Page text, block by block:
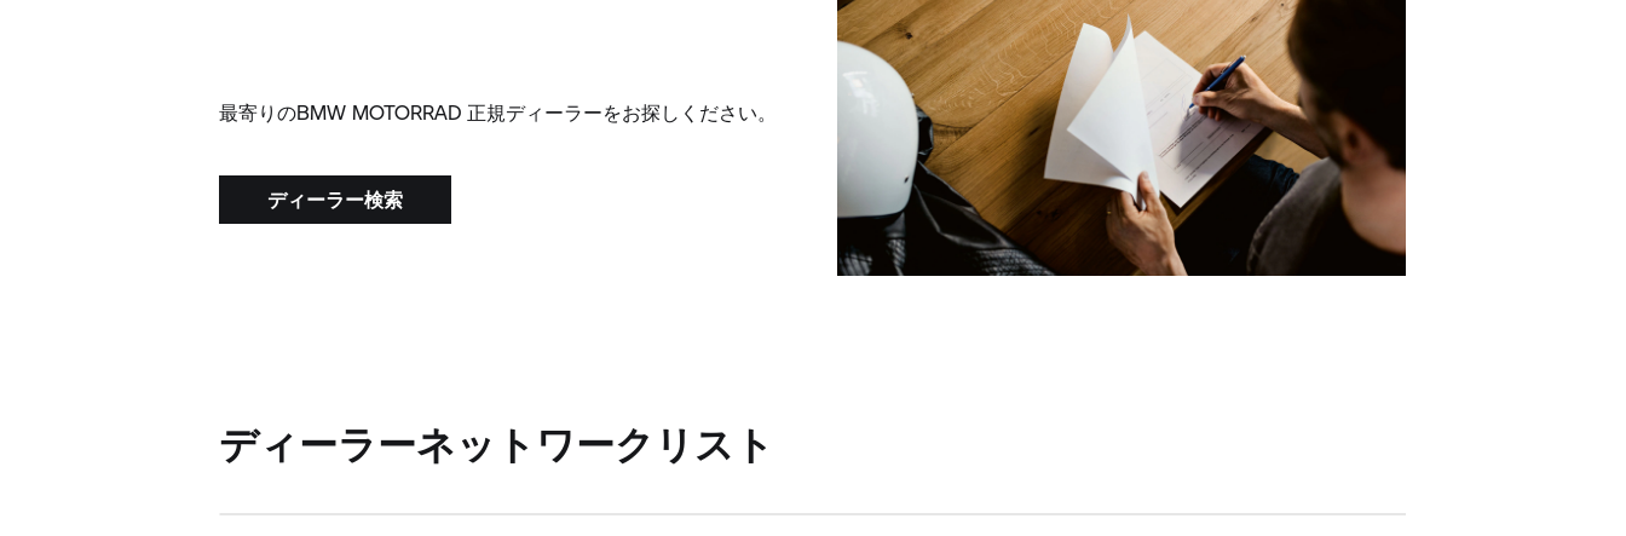
最寄りのBMW MOTORRAD 正規ディーラーをお探しください。
ディーラー検索
ディーラーネットワークリスト